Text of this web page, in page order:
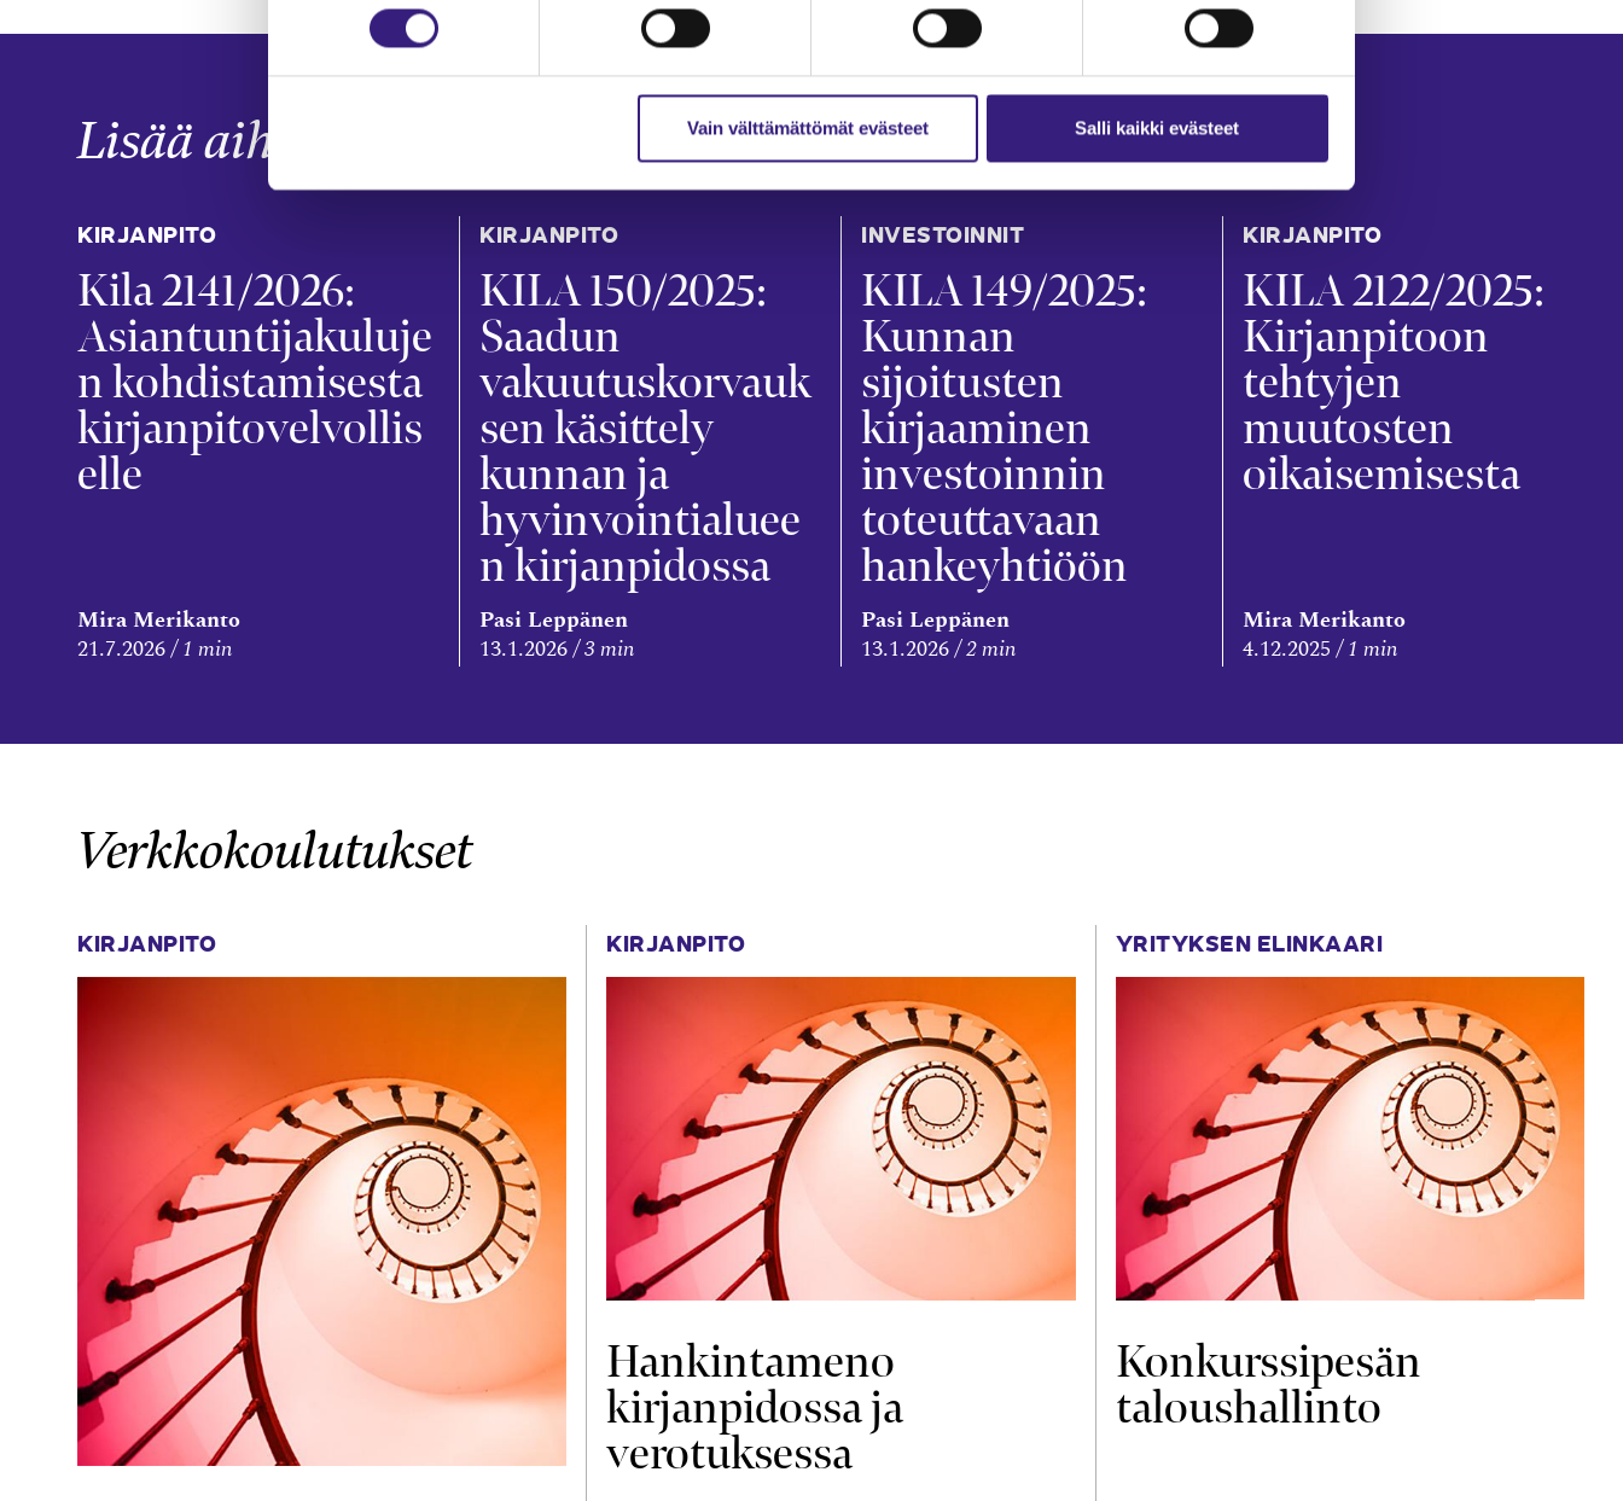
Vain välttämättömät evästeet Salli kaikki evästeet
Lisää aiheesta
KIRJANPITO
Kila 2141/2026:
Asiantuntijakuluje
n kohdistamisesta
kirjanpitovelvollis
elle
Mira Merikanto
21.7.2026 1 min
KIRJANPITO
KILA 150/2025:
Saadun
vakuutuskorvauk
sen käsittely
kunnan ja
hyvinvointialuee
n kirjanpidossa
Pasi Leppänen
13.1.2026 3 min
INVESTOINNIT
KILA 149/2025:
Kunnan
sijoitusten
kirjaaminen
investoinnin
toteuttavaan
hankeyhtiöön
Pasi Leppänen
13.1.2026 2 min
KIRJANPITO
KILA 2122/2025:
Kirjanpitoon
tehtyjen
muutosten
oikaisemisesta
Mira Merikanto
4.12.2025
1 min
Verkkokoulutukset
KIRJANPITO KIRJANPITO
Hankintameno
kirjanpidossa ja
verotuksessa
YRITYKSEN ELINKAARI
Konkurssipesän
taloushallinto